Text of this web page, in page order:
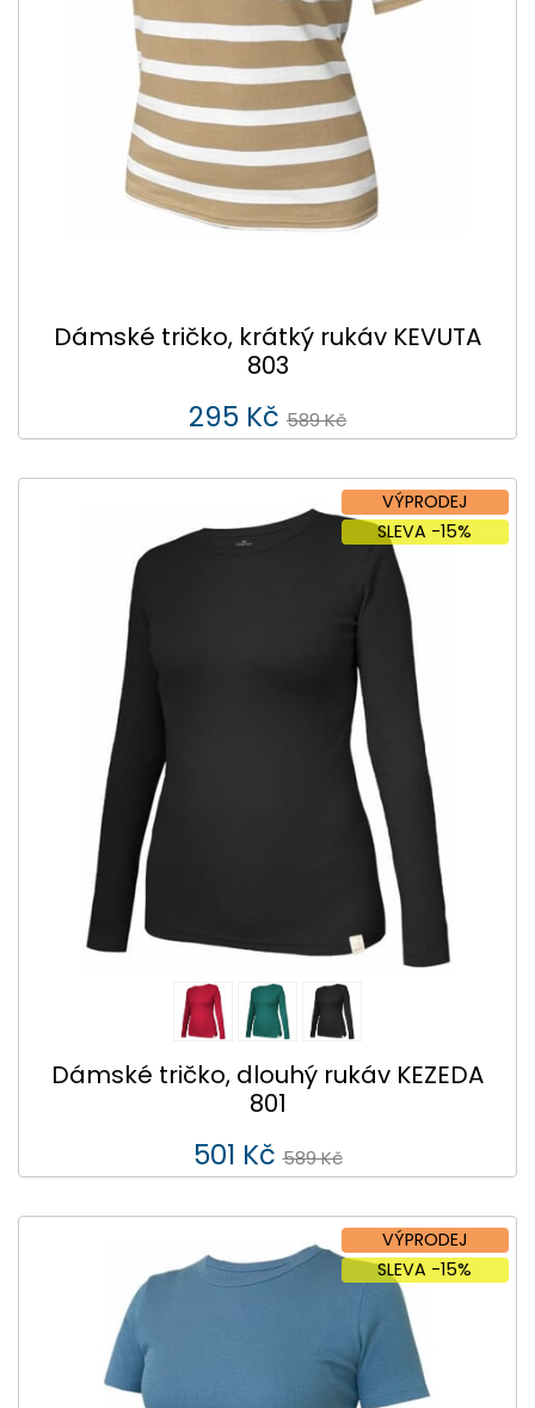
Dámské tričko, krátký rukáv KEVUTA
803
295 Kč 589 Kč
VÝPRODEJ
SLEVA -15%
Dámské tričko, dlouhý rukáv KEZEDA
801
501 Kč 589 Kč
VÝPRODEJ
SLEVA -15%